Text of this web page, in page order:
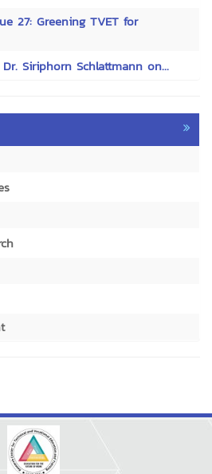
27: Greening TVET for
Siriphorn Schlattmann on...